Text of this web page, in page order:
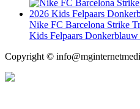
prijs
was:
€80.00.
prijs
is:
€48.98.
Nike FC Barcelona Strike
Kids Felpaars
Copyright ©